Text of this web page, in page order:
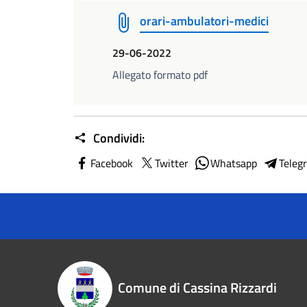
orari-ambulatori-medici
29-06-2022
Allegato formato pdf
Condividi:
Facebook Twitter Whatsapp
Comune di Cassina Rizzardi